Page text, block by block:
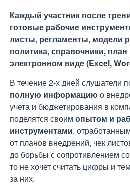
Каждый участник после
готовые рабочие
листы, регламенты, модели
политика, справочники,
электронном виде (Excel,
В течение 2-х дней слушатели
полную информацию о
учета и бюджетирования в
поделятся своим опытом и
инструментами,
от планов внедрений, чек
до борьбы с сопротивлением
то не хочет считать цифры и
за них.